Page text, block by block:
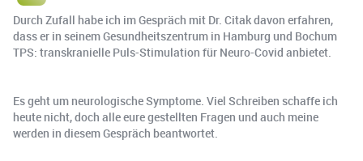
Durch Zufall habe ich im Gespräch mit Dr. Citak davon erfahren,
dass er in seinem Gesundheitszentrum in Hamburg und Bochum
TPS: transkranielle Puls-Stimulation für Neuro-Covid anbietet.
Es geht um neurologische Symptome. Viel Schreiben schaffe ich
heute nicht, doch alle eure gestellten Fragen und auch meine
werden in diesem Gespräch beantwortet.